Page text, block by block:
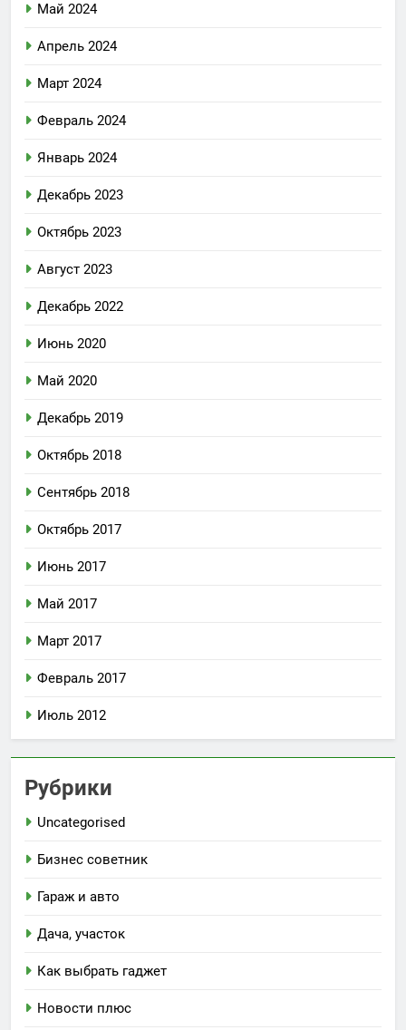
Май 2024
Апрель 2024
Март 2024
Февраль 2024
Январь 2024
Декабрь 2023
Октябрь 2023
Август 2023
Декабрь 2022
Июнь 2020
Май 2020
Декабрь 2019
Октябрь 2018
Сентябрь 2018
Октябрь 2017
Июнь 2017
Май 2017
Март 2017
Февраль 2017
Июль 2012
Рубрики
Uncategorised
Бизнес советник
Гараж и авто
Дача, участок
Как выбрать гаджет
Новости плюс